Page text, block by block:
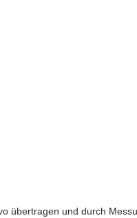
übertragen und durch